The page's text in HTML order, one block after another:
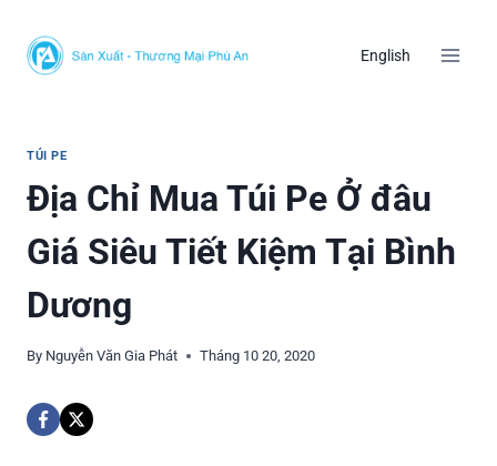
content
English
TÚI PE
Địa Chỉ Mua Túi Pe Ở đâu
Giá Siêu Tiết Kiệm Tại Bình
Dương
By Nguyễn Văn Gia Phát Tháng 10 20, 2020